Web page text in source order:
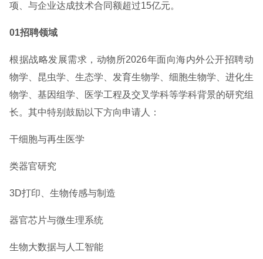
项、与企业达成技术合同额超过15亿元。
01招聘领域
根据战略发展需求，动物所2026年面向海内外公开招聘动
物学、昆虫学、生态学、发育生物学、细胞生物学、进化生
物学、基因组学、医学工程及交叉学科等学科背景的研究组
长。其中特别鼓励以下方向申请人：
干细胞与再生医学
类器官研究
3D打印、生物传感与制造
器官芯片与微生理系统
生物大数据与人工智能